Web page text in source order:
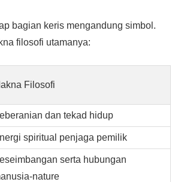
bagian keris mengandung simbol.
filosofi utamanya:
Filosofi
dan tekad hidup
spiritual penjaga pemilik
serta hubungan
nature